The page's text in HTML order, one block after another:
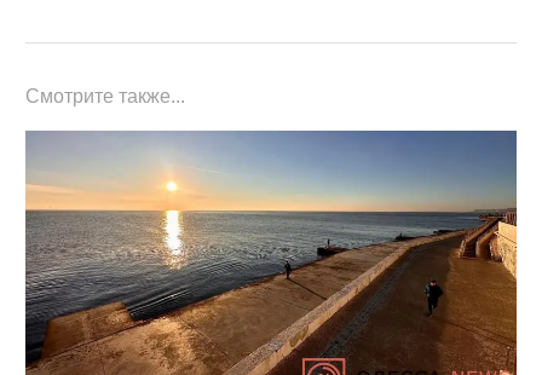
Смотрите также...